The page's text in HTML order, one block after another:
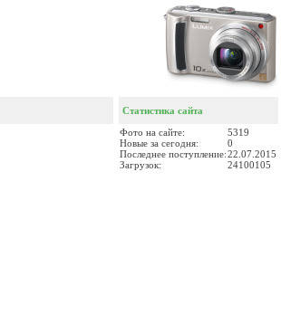
Статистика сайта
Фото на сайте:
5319
Новые за сегодня:
0
Последнее поступление:22.07.2015
Загрузок:
24100105